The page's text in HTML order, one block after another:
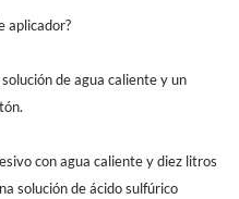
aplicador?
de agua caliente y un
con agua caliente y diez litros
solución de ácido sulfúrico